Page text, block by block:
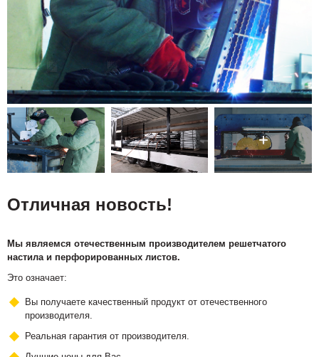
Отличная новость!
Мы являемся отечественным производителем решетчатого
настила и перфорированных листов.
Это означает:
Вы получаете качественный продукт от отечественного
производителя.
Реальная гарантия от производителя.